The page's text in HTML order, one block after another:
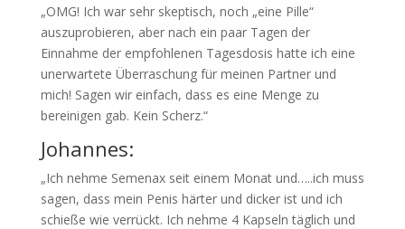
„OMG! Ich war sehr skeptisch, noch „eine Pille“
auszuprobieren, aber nach ein paar Tagen der
Einnahme der empfohlenen Tagesdosis hatte ich eine
unerwartete Überraschung für meinen Partner und
mich! Sagen wir einfach, dass es eine Menge zu
bereinigen gab. Kein Scherz.“
Johannes:
„Ich nehme Semenax seit einem Monat und…..ich muss
sagen, dass mein Penis härter und dicker ist und ich
schieße wie verrückt. Ich nehme 4 Kapseln täglich und